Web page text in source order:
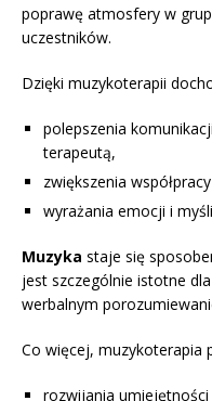
poprawę atmosfery w
uczestników.
Dzięki muzykoterapii
polepszenia
terapeutą,
zwiększenia
wyrażania emocji i
Muzyka staje się
jest szczególnie istotne
werbalnym
Co więcej, muzykoterapia
rozwijania